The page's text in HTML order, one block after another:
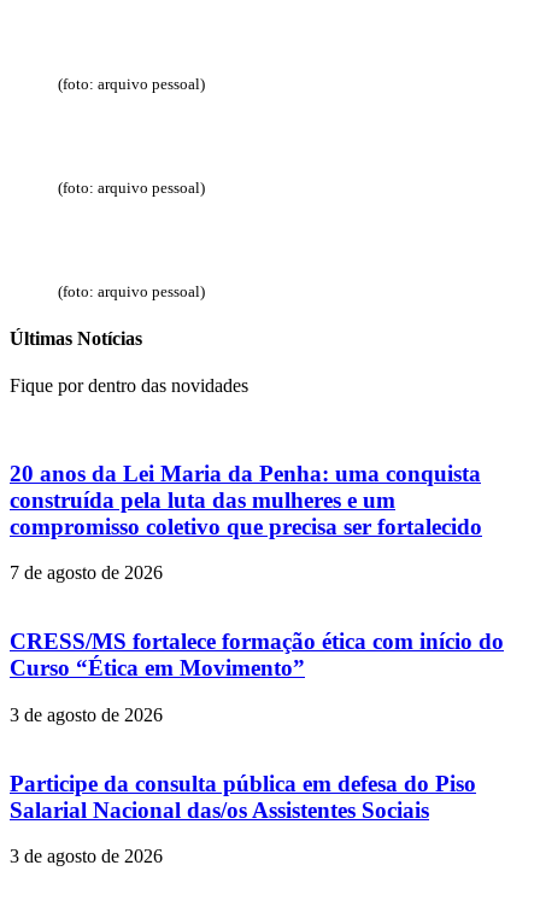
(foto: arquivo pessoal)
(foto: arquivo pessoal)
(foto: arquivo pessoal)
Últimas Notícias
Fique por dentro das novidades
20 anos da Lei Maria da Penha: uma conquista
construída pela luta das mulheres e um
compromisso coletivo que precisa ser fortalecido
7 de agosto de 2026
CRESS/MS fortalece formação ética com início do
Curso “Ética em Movimento”
3 de agosto de 2026
Participe da consulta pública em defesa do Piso
Salarial Nacional das/os Assistentes Sociais
3 de agosto de 2026